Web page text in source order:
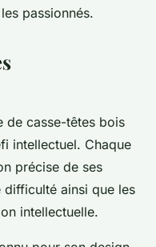
passionnés.
de casse-têtes bois
intellectuel. Chaque
précise de ses
ainsi que les
intellectuelle.